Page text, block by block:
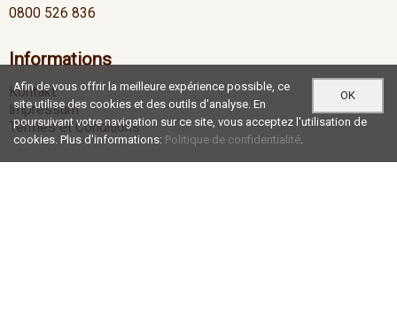
0800 526 836
Informations
Kontakt
Impressum
Termes et Conditions
OK
Afin de vous offrir la meilleure expérience possible, ce
site utilise des cookies et des outils d'analyse. En
poursuivant votre navigation sur ce site, vous acceptez l'utilisation de
cookies. Plus d'informations: Politique de confidentialité.